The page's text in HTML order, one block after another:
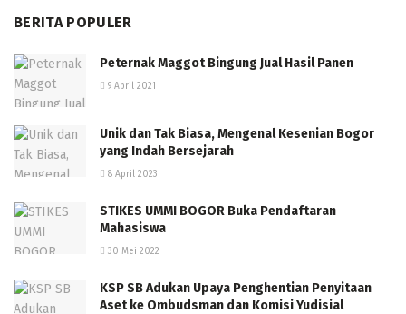
BERITA POPULER
Peternak Maggot Bingung Jual Hasil Panen
9 April 2021
Unik dan Tak Biasa, Mengenal Kesenian Bogor
yang Indah Bersejarah
8 April 2023
STIKES UMMI BOGOR Buka Pendaftaran
Mahasiswa
30 Mei 2022
KSP SB Adukan Upaya Penghentian Penyitaan
Aset ke Ombudsman dan Komisi Yudisial